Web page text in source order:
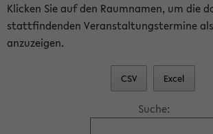
Klicken Sie auf den Raumnamen, um die
stattfindenden Veranstaltungstermine
anzuzeigen.
CSV Excel
Suche: